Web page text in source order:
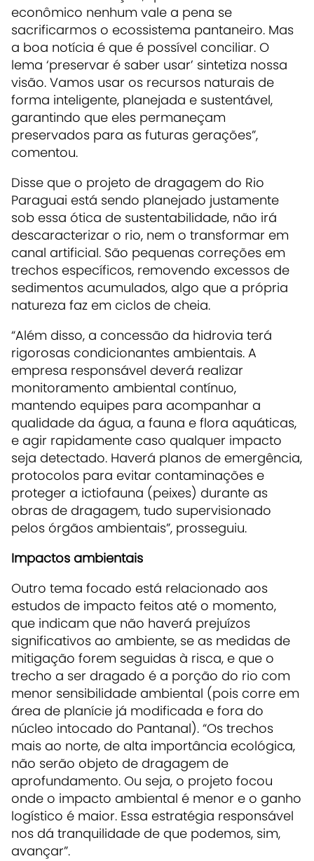
econômico nenhum vale a pena se
sacrificarmos o ecossistema pantaneiro. Mas
a boa notícia é que é possível conciliar. O
lema ‘preservar é saber usar’ sintetiza nossa
visão. Vamos usar os recursos naturais de
forma inteligente, planejada e sustentável,
garantindo que eles permaneçam
preservados para as futuras gerações”,
comentou.
Disse que o projeto de dragagem do Rio
Paraguai está sendo planejado justamente
sob essa ótica de sustentabilidade, não irá
descaracterizar o rio, nem o transformar em
canal artificial. São pequenas correções em
trechos específicos, removendo excessos de
sedimentos acumulados, algo que a própria
natureza faz em ciclos de cheia.
“Além disso, a concessão da hidrovia terá
rigorosas condicionantes ambientais. A
empresa responsável deverá realizar
monitoramento ambiental contínuo,
mantendo equipes para acompanhar a
qualidade da água, a fauna e flora aquáticas,
e agir rapidamente caso qualquer impacto
seja detectado. Haverá planos de emergência,
protocolos para evitar contaminações e
proteger a ictiofauna (peixes) durante as
obras de dragagem, tudo supervisionado
pelos órgãos ambientais”, prosseguiu.
Impactos ambientais
Outro tema focado está relacionado aos
estudos de impacto feitos até o momento,
que indicam que não haverá prejuízos
significativos ao ambiente, se as medidas de
mitigação forem seguidas à risca, e que o
trecho a ser dragado é a porção do rio com
menor sensibilidade ambiental (pois corre em
área de planície já modificada e fora do
núcleo intocado do Pantanal). “Os trechos
mais ao norte, de alta importância ecológica,
não serão objeto de dragagem de
aprofundamento. Ou seja, o projeto focou
onde o impacto ambiental é menor e o ganho
logístico é maior. Essa estratégia responsável
nos dá tranquilidade de que podemos, sim,
avançar”.